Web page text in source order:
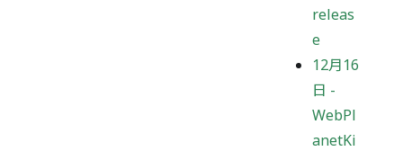
releas
e
12月16
日 -
WebPl
anetKi